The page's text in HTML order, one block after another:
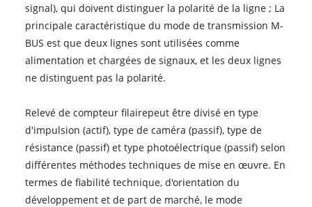
signal), qui doivent distinguer la polarité de la ligne ; La
principale caractéristique du mode de transmission M-
BUS est que deux lignes sont utilisées comme
alimentation et chargées de signaux, et les deux lignes
ne distinguent pas la polarité.
Relevé de compteur filairepeut être divisé en type
d'impulsion (actif), type de caméra (passif), type de
résistance (passif) et type photoélectrique (passif) selon
différentes méthodes techniques de mise en œuvre. En
termes de fiabilité technique, d'orientation du
développement et de part de marché, le mode